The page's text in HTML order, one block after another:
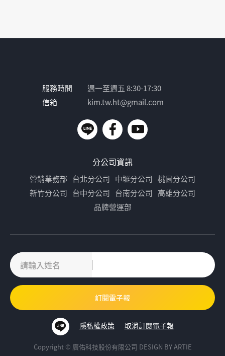
服務時間
週一至週五 8:30-17:30
信箱
kim.tw.ht@gmail.com
分公司資訊
營銷業務部 台北分公司 中壢分公司 桃園分公司
新竹分公司 台中分公司 台南分公司 高雄分公司
品牌營運部
隱私權政策 取消訂閱電子報
Copyright © 廣佑科技股份有限公司 DESIGN BYARTIE